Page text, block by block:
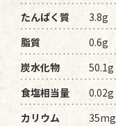
たんぱく質
3.8g
脂質
0.6g
炭水化物
50.1g
食塩相当量
0.02g
カリウム
35mg